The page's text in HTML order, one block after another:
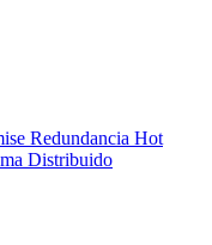
Redundancia Hot
Distribuido